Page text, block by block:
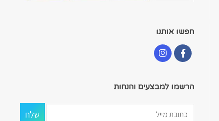
חפשו אותנו
הרשמו למבצעים והנחות